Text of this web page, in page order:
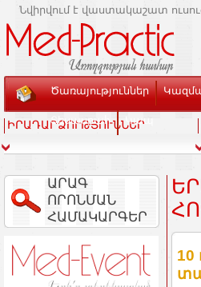
Նվիրվում է վաստակաշատ
Ծառայություններ
Տեսասրահ Կապ
ԻՐԱԴԱՐՁՈՒԹՅՈՒՆՆԵՐ
ԱՐԱԳ
ՈՐՈՆՄԱՆ
ՀԱՄԱԿԱՐԳԵՐ
10